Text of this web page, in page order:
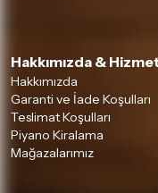
Hakkımızda &
Hakkımızda
Garanti ve İade Koşulları
Teslimat Koşulları
Piyano Kiralama
Mağazalarımız